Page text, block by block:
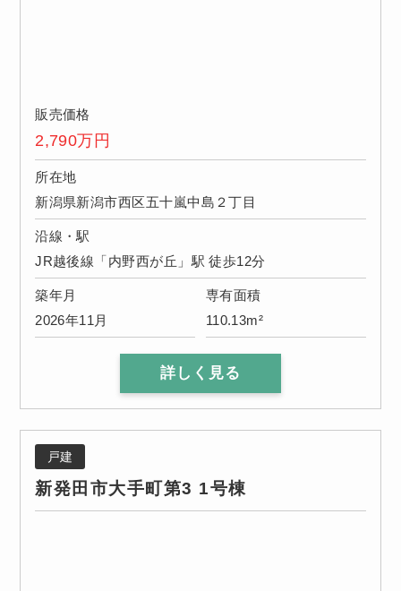
販売価格
2,790万円
所在地
新潟県新潟市西区五十嵐中島２丁目
沿線・駅
JR越後線「内野西が丘」駅 徒歩12分
築年月
2026年11月
専有面積
110.13m²
詳しく見る
戸建
新発田市大手町第3 1号棟